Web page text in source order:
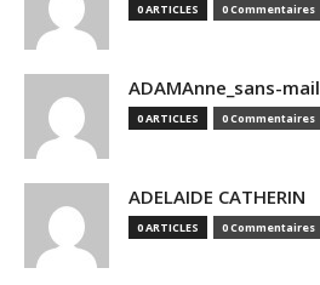
0 ARTICLES 0 Commentaires
ADAMAnne_sans-mail
0 ARTICLES 0 Commentaires
ADELAIDE CATHERIN
0 ARTICLES 0 Commentaires